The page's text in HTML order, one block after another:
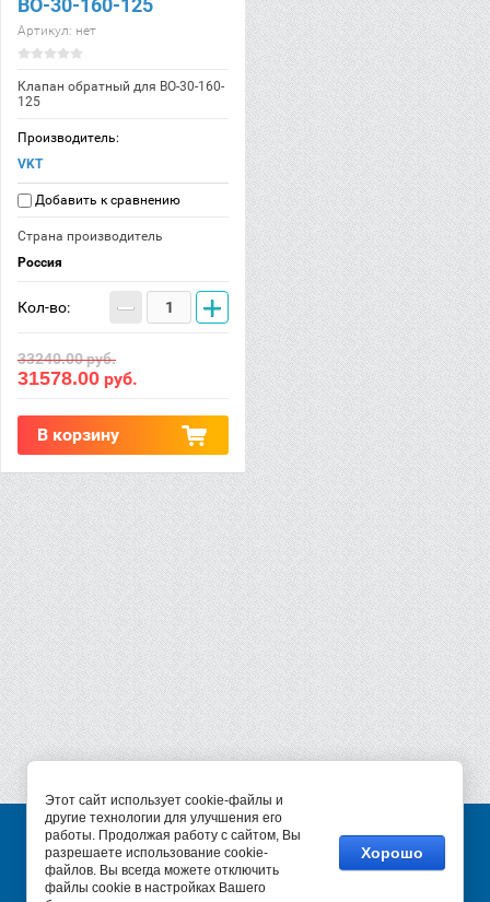
ВО-30-160-125
Артикул: нет
Клапан обратный для ВО-30-160-
125
Производитель:
VKT
Добавить к сравнению
Страна производитель
Россия
Кол-во: − +
33240.00руб.
31578.00 руб.
В корзину
© 2017 - 2026
+7 (495) 987-34-47
Этот сайт использует cookie-файлы и
другие технологии для улучшения его
работы. Продолжая работу с сайтом, Вы
разрешаете использование cookie-
файлов. Вы всегда можете отключить
файлы cookie в настройках Вашего
Хорошо